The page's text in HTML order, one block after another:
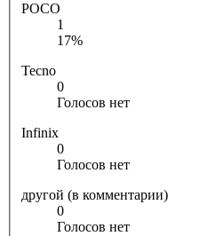
POCO
1
17%
Tecno
0
Голосов нет
Infinix
0
Голосов нет
другой (в комментарии)
0
Голосов нет